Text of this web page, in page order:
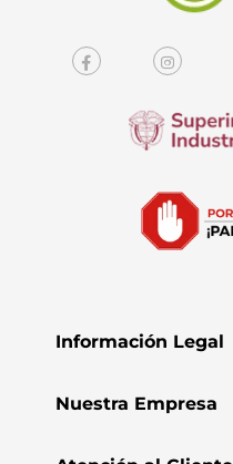
Información Legal
Nuestra Empresa